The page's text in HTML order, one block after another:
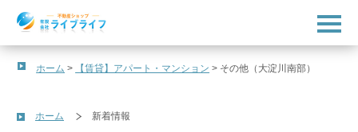
t
o
g
ホーム > 【賃貸】アパート・マンション > その他（大淀川南部）
ホーム 新着情報